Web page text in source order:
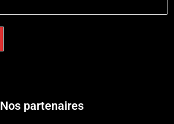
Nos partenaires